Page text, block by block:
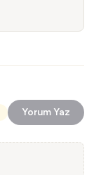
Yorum Yaz